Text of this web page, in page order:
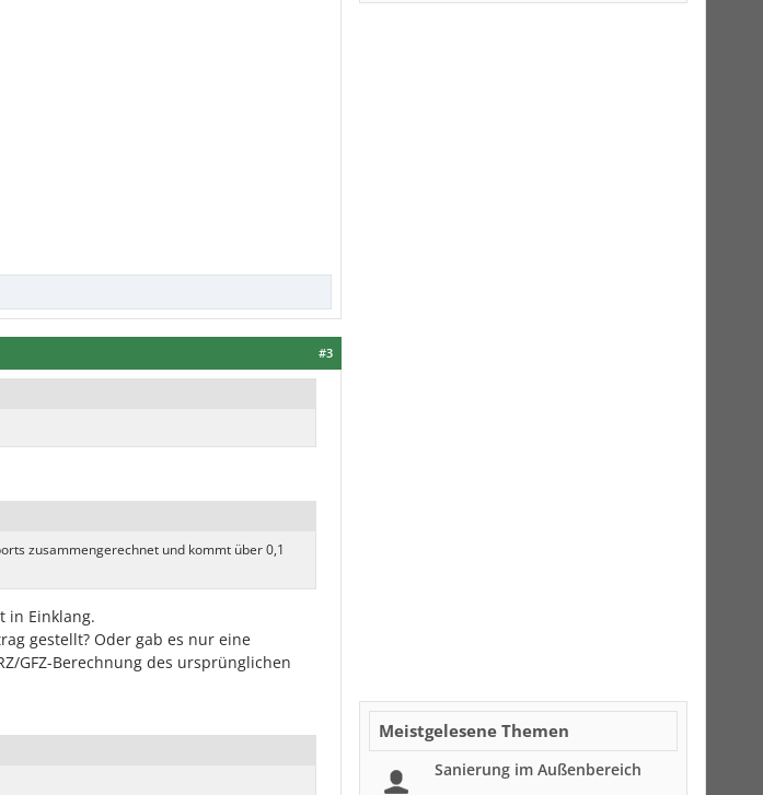
#3
zusammengerechnet und kommt über 0,1
in Einklang.
gestellt? Oder gab es nur eine
GFZ-Berechnung des ursprünglichen
Meistgelesene Themen
Sanierung im Außenbereich